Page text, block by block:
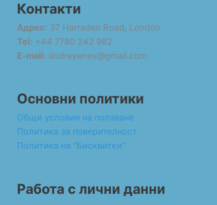
Контакти
Адрес: 37 Harraden Road, London
Tel: +44 7780 242 982
E-mail: andreyenev@gmail.com
Основни политики
Общи условия на ползване
Политика за поверителност
Политика на "Бисквитки"
Работа с лични данни